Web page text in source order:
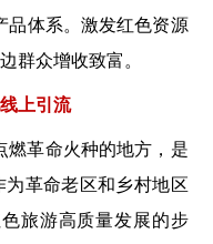
品体系。激发红色资源
群众增收致富。
上引流
燃革命火种的地方，是
为革命老区和乡村地区
旅游高质量发展的步